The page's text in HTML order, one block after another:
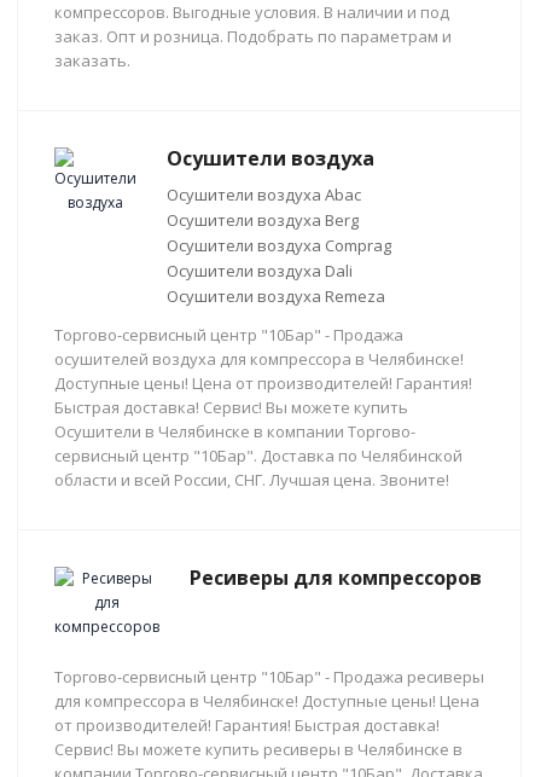
компрессоров. Выгодные условия. В наличии и под
заказ. Опт и розница. Подобрать по параметрам и
заказать.
Осушители воздуха
Осушители воздуха Abac
Осушители воздуха Berg
Осушители воздуха Comprag
Осушители воздуха Dali
Осушители воздуха Remeza
Торгово-сервисный центр "10Бар" - Продажа
осушителей воздуха для компрессора в Челябинске!
Доступные цены! Цена от производителей! Гарантия!
Быстрая доставка! Сервис! Вы можете купить
Осушители в Челябинске в компании Торгово-
сервисный центр "10Бар". Доставка по Челябинской
области и всей России, СНГ. Лучшая цена. Звоните!
Ресиверы для компрессоров
Торгово-сервисный центр "10Бар" - Продажа ресиверы
для компрессора в Челябинске! Доступные цены! Цена
от производителей! Гарантия! Быстрая доставка!
Сервис! Вы можете купить ресиверы в Челябинске в